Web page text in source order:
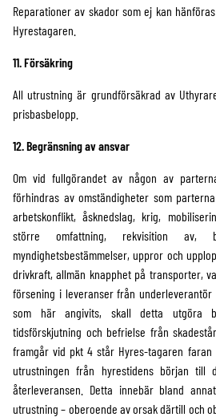
Reparationer av skador som ej kan
Hyrestagaren.
11. Försäkring
All utrustning är grundförsäkrad av
prisbasbelopp.
12. Begränsning av ansvar
Om vid fullgörandet av någon av
förhindras av omständigheter som
arbetskonflikt, åsknedslag, krig,
större omfattning, rekvisition av,
myndighetsbestämmelser, uppror och
drivkraft, allmän knapphet på transporter,
försening i leveranser från
som här angivits, skall detta utgöra
tidsförskjutning och befrielse från
framgår vid pkt 4 står Hyres-tagaren
utrustningen från hyrestidens början till
återleveransen. Detta innebär bland
utrustning – oberoende av orsak därtill och